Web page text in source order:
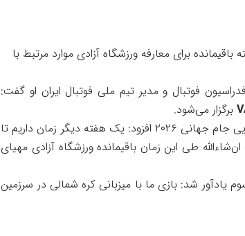
برای معارفه ورزشگاه آزادی موارد مرتبط با
فوتبال و مدیر تیم ملی فوتبال ایران او گفت:
برگزار می‌شود.
وی درمورد میزبانی ایران از رقیبان خود در گروه A انتهابی نهایی جام جهانی ۲۰۲۶ افزود: یک هفته دیگر زمان داریم تا
طی این زمان باقیمانده ورزشگاه آزادی مهیای
یادآور شد: بازی ما با میزبانی کره شمالی در سرزمین